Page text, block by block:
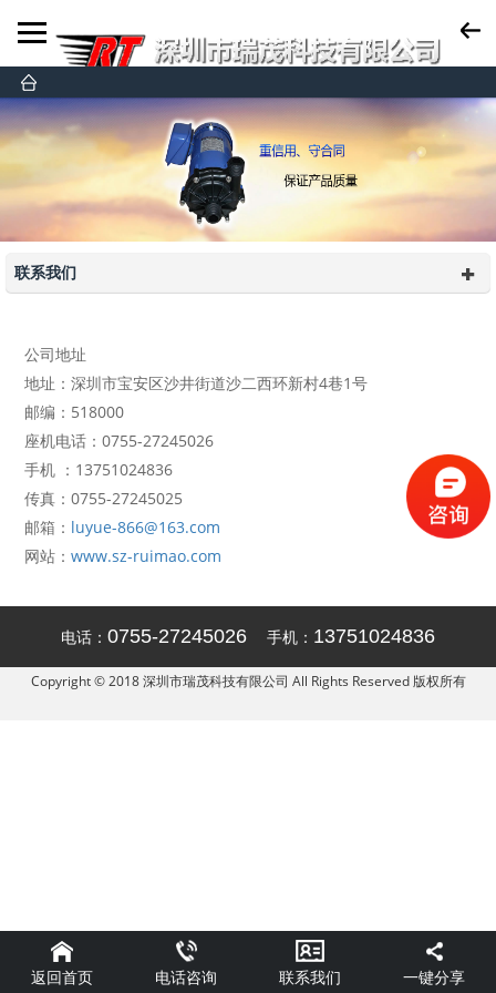
联系我们
公司地址
地址：深圳市宝安区沙井街道沙二西环新村4巷1号
邮编：518000
座机电话：0755-27245026
手机 ：13751024836
传真：0755-27245025
邮箱： luyue-866@163.com
网站：www.sz-ruimao.com
电话： 0755-27245026 手机： 13751024836
Copyright © 2018 深圳市瑞茂科技有限公司 All Rights Reserved 版权所有
返回首页 电话咨询 联系我们 一键分享